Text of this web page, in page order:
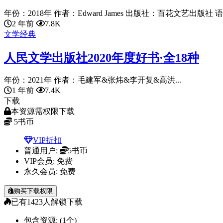
年份：2018年 作者：Edward James 出版社：百花文艺出版社
2 年前
7.8K
文学经典
人民文学出版社2020年度好书·全18种
年份：2021年 作者：毛建军&张炜&李开复&高洪...
1 年前
7.4K
下载
本资源需权限下载
5书币
VIP折扣
普通用户:
5书币
VIP会员: 免费
永久会员: 免费
购买下载权限
已有1423人解锁下载
包含资源: (1个)